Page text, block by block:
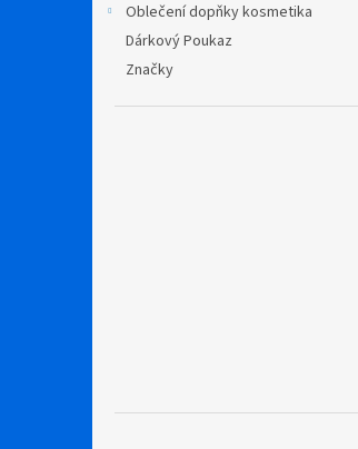
Oblečení dopňky kosmetika
Dárkový Poukaz
Značky